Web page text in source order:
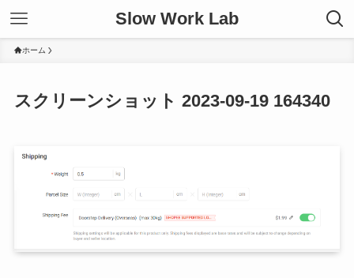
Slow Work Lab
ホーム
スクリーンショット 2023-09-19 164340